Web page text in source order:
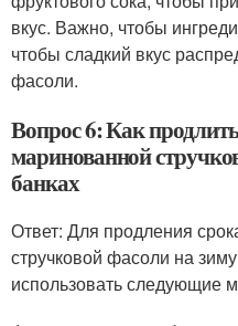
вкус. Важно, чтобы
чтобы сладкий вкус
фасоли.
Вопрос 6: Как
маринованной
банках
Ответ: Для продления
стручковой фасоли на
использовать следующие